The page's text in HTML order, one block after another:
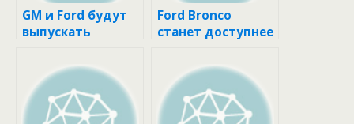
GM и Ford будут
выпускать
вместо
электромобилей
Ford Bronco
станет доступнее
пропиской